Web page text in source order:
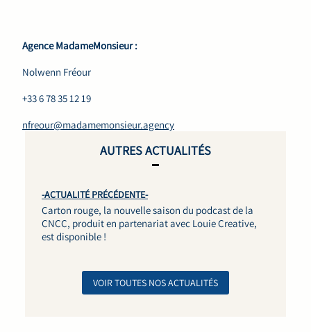
Agence MadameMonsieur :
Nolwenn Fréour
+33 6 78 35 12 19
nfreour@madamemonsieur.agency
AUTRES ACTUALITÉS
-ACTUALITÉ PRÉCÉDENTE-
Carton rouge, la nouvelle saison du podcast de la
CNCC, produit en partenariat avec Louie Creative,
est disponible !
VOIR TOUTES NOS ACTUALITÉS